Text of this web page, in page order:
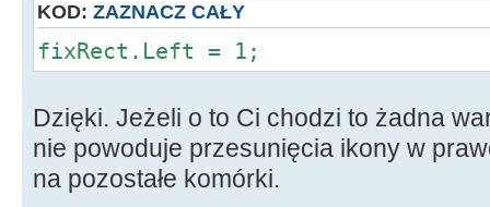
KOD: ZAZNACZ CAŁY
fixRect.Left = 1;
Dzięki. Jeżeli o to Ci chodzi to żadna
nie powoduje przesunięcia ikony w
na pozostałe komórki.